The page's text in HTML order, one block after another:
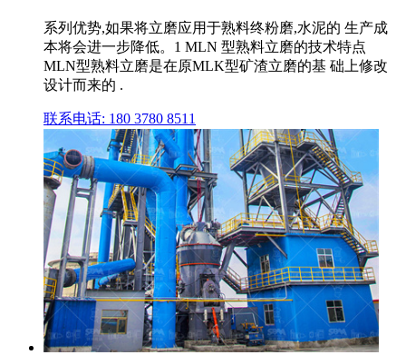
系列优势,如果将立磨应用于熟料终粉磨,水泥的 生产成
本将会进一步降低。1 MLN 型熟料立磨的技术特点
MLN型熟料立磨是在原MLK型矿渣立磨的基 础上修改
设计而来的 .
联系电话: 180 3780 8511